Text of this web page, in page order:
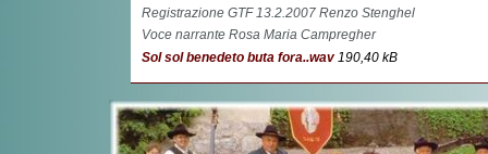
Registrazione GTF 13.2.2007 Renzo Stenghel
Voce narrante Rosa Maria Campregher
Sol sol benedeto buta fora..wav 190,40 kB